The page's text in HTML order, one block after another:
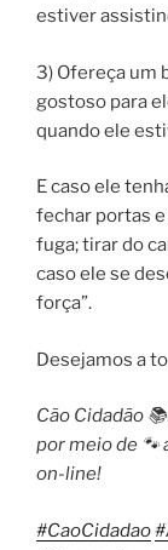
estiver
3) Ofereça um
gostoso para
quando ele
E caso ele
fechar portas e
fuga; tirar do
caso ele se
força”.
Desejamos a
Cão Cidadão
por meio de 🐾
on-line!
#CaoCidadao